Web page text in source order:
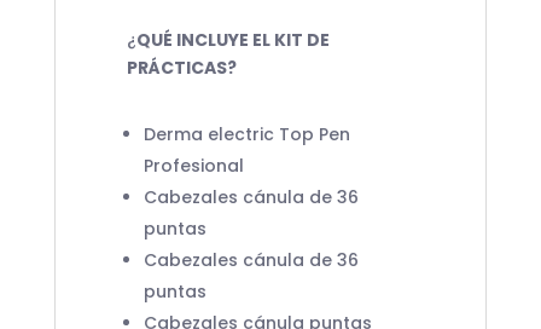
¿QUÉ INCLUYE EL KIT DE
PRÁCTICAS?
Derma electric Top Pen
Profesional
Cabezales cánula de 36
puntas
Cabezales cánula de 36
puntas
Cabezales cánula puntas